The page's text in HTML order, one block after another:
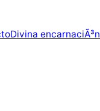
Divina encarnaciÃ³n